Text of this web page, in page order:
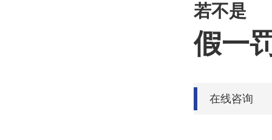
若不是
假一
在线咨询